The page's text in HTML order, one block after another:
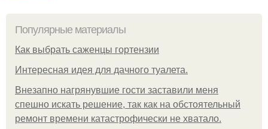
Популярные материалы
Как выбрать саженцы гортензии
Интересная идея для дачного туалета.
Внезапно нагрянувшие гости заставили меня
спешно искать решение, так как на обстоятельный
ремонт времени катастрофически не хватало.